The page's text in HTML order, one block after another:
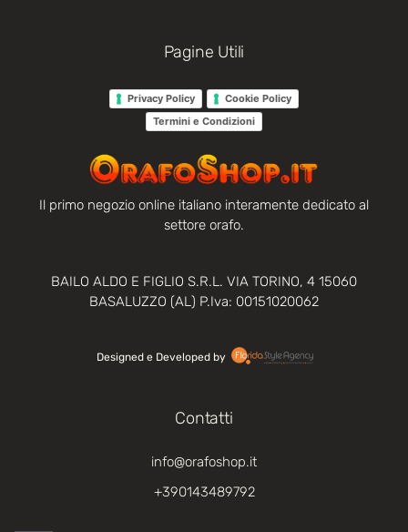
Pagine Utili
Privacy Policy
Cookie Policy
Termini e Condizioni
Il primo negozio online italiano interamente dedicato al
settore orafo.
BAILO ALDO E FIGLIO S.R.L. VIA TORINO, 4 15060
BASALUZZO (AL) P.Iva: 00151020062
Contatti
info@orafoshop.it
+390143489792